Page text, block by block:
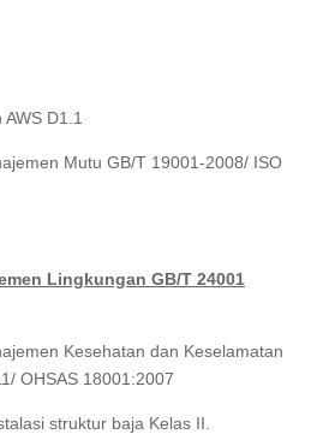
D1.1
Mutu GB/T 19001-2008/ ISO
Lingkungan GB/T 24001
Kesehatan dan Keselamatan
OHSAS 18001:2007
struktur baja Kelas II.